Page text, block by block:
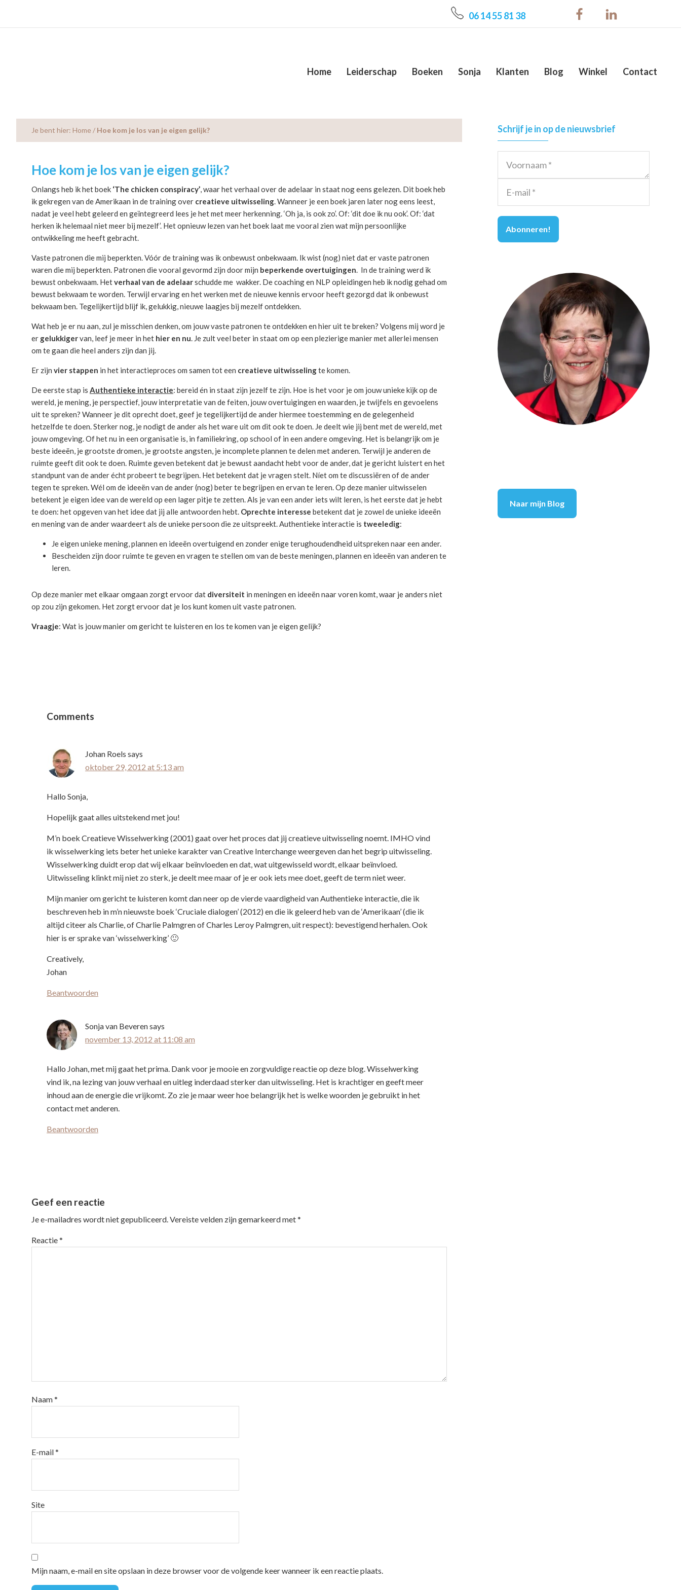
main
primary
footer
06 14 55 81 38
Home Leiderschap Boeken Sonja Klanten Blog Winkel Contact
Je bent hier: Home / Hoe kom je los van je eigen gelijk?
Hoe kom je los van je eigen gelijk?
Onlangs heb ik het boek ‘The chicken conspiracy’, waar het verhaal over de adelaar in staat nog eens gelezen. Dit boek heb
ik gekregen van de Amerikaan in de training over creatieve uitwisseling. Wanneer je een boek jaren later nog eens leest,
nadat je veel hebt geleerd en geïntegreerd lees je het met meer herkenning. ‘Oh ja, is ook zo’. Of: ‘dit doe ik nu ook’. Of: ‘dat
herken ik helemaal niet meer bij mezelf’. Het opnieuw lezen van het boek laat me vooral zien wat mijn persoonlijke
ontwikkeling me heeft gebracht.
Vaste patronen die mij beperkten. Vóór de training was ik onbewust onbekwaam. Ik wist (nog) niet dat er vaste patronen
waren die mij beperkten. Patronen die vooral gevormd zijn door mijn beperkende overtuigingen. In de training werd ik
bewust onbekwaam. Hetverhaal van de adelaarschudde me wakker. De coaching en NLP opleidingen heb ik nodig gehad om
bewust bekwaam te worden. Terwijl ervaring en het werken met de nieuwe kennis ervoor heeft gezorgd dat ik onbewust
bekwaam ben. Tegelijkertijd blijf ik, gelukkig, nieuwe laagjes bij mezelf ontdekken.
Wat heb je er nu aan, zul je misschien denken, om jouw vaste patronen te ontdekken en hier uit te breken? Volgens mij word je
er gelukkigervan, leef je meer in het hier en nu. Je zult veel beter in staat om op een plezierige manier met allerlei mensen
om te gaan die heel anders zijn dan jij.
Er zijn vier stappen in het interactieproces om samen tot een creatieve uitwisselingte komen.
De eerste stap is Authentieke interactie: bereid én in staat zijn jezelf te zijn. Hoe is het voor je om jouw unieke kijk op de
wereld, je mening, je perspectief, jouw interpretatie van de feiten, jouw overtuigingen en waarden, je twijfels en gevoelens
uit te spreken? Wanneer je dit oprecht doet, geef je tegelijkertijd de ander hiermee toestemming en de gelegenheid
hetzelfde te doen. Sterker nog, je nodigt de ander als het ware uit om dit ook te doen. Je deelt wie jij bent met de wereld, met
jouw omgeving. Of het nu in een organisatie is, in familiekring, op school of in een andere omgeving. Het is belangrijk om je
beste ideeën, je grootste dromen, je grootste angsten, je incomplete plannen te delen met anderen. Terwijl je anderen de
ruimte geeft dit ook te doen. Ruimte geven betekent dat je bewust aandacht hebt voor de ander, dat je gericht luistert en het
standpunt van de ander écht probeert te begrijpen. Het betekent dat je vragen stelt. Níet om te discussiëren of de ander
tegen te spreken. Wél om de ideeën van de ander (nog) beter te begrijpen en ervan te leren. Op deze manier uitwisselen
betekent je eigen idee van de wereld op een lager pitje te zetten. Als je van een ander iets wilt leren, is het eerste dat je hebt
te doen: het opgeven van het idee dat jij alle antwoorden hebt. Oprechte interesse betekent dat je zowel de unieke ideeën
en mening van de ander waardeert als de unieke persoon die ze uitspreekt. Authentieke interactie is tweeledig:
Je eigen unieke mening, plannen en ideeën overtuigend en zonder enige terughoudendheid uitspreken naar een ander.
Bescheiden zijn door ruimte te geven en vragen te stellen om van de beste meningen, plannen en ideeën van anderen te
leren.
Op deze manier met elkaar omgaan zorgt ervoor dat diversiteit in meningen en ideeën naar voren komt, waar je anders niet
op zou zijn gekomen. Het zorgt ervoor dat je los kunt komen uit vaste patronen.
Vraagje: Wat is jouw manier om gericht te luisteren en los te komen van je eigen gelijk?
Comments
Johan Roels says
oktober 29, 2012 at 5:13 am
Hallo Sonja,
Hopelijk gaat alles uitstekend met jou!
M’n boek Creatieve Wisselwerking (2001) gaat over het proces dat jij creatieve uitwisseling noemt. IMHO vind
ik wisselwerking iets beter het unieke karakter van Creative Interchange weergeven dan het begrip uitwisseling.
Wisselwerking duidt erop dat wij elkaar beïnvloeden en dat, wat uitgewisseld wordt, elkaar beïnvloed.
Uitwisseling klinkt mij niet zo sterk, je deelt mee maar of je er ook iets mee doet, geeft de term niet weer.
Mijn manier om gericht te luisteren komt dan neer op de vierde vaardigheid van Authentieke interactie, die ik
beschreven heb in m’n nieuwste boek ‘Cruciale dialogen’ (2012) en die ik geleerd heb van de ‘Amerikaan’ (die ik
altijd citeer als Charlie, of Charlie Palmgren of Charles Leroy Palmgren, uit respect): bevestigend herhalen. Ook
hier is er sprake van ‘wisselwerking’ 🙂
Creatively,
Johan
Beantwoorden
Sonja van Beverensays
november 13, 2012 at 11:08 am
Hallo Johan, met mij gaat het prima. Dank voor je mooie en zorgvuldige reactie op deze blog. Wisselwerking
vind ik, na lezing van jouw verhaal en uitleg inderdaad sterker dan uitwisseling. Het is krachtiger en geeft meer
inhoud aan de energie die vrijkomt. Zo zie je maar weer hoe belangrijk het is welke woorden je gebruikt in het
contact met anderen.
Beantwoorden
Geef een reactie
Je e-mailadres wordt niet gepubliceerd.Vereiste velden zijn gemarkeerd met*
Reactie*
Naam*
E-mail*
Site
Mijn naam, e-mail en site opslaan in deze browser voor de volgende keer wanneer ik een reactie plaats.
Primary
Sidebar
Schrijf je in op de nieuwsbrief
Naar mijn Blog